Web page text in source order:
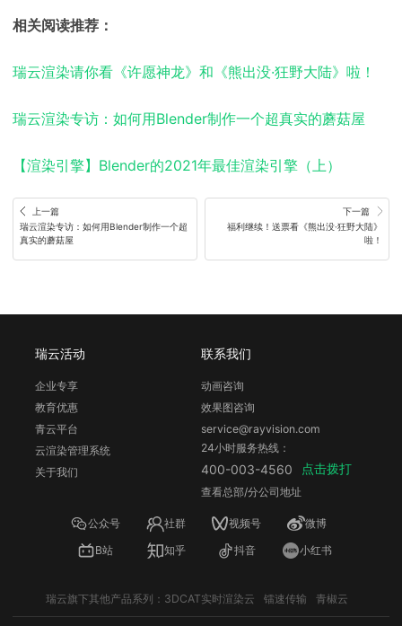
相关阅读推荐：
瑞云渲染请你看《许愿神龙》和《熊出没·狂野大陆》啦！
瑞云渲染专访：如何用Blender制作一个超真实的蘑菇屋
【渲染引擎】Blender的2021年最佳渲染引擎（上）
上一篇
瑞云渲染专访：如何用Blender制作一个超
真实的蘑菇屋
下一篇
福利继续！送票看《熊出没·狂野大陆》
啦！
瑞云活动
企业专享
教育优惠
青云平台
云渲染管理系统
关于我们
联系我们
动画咨询
效果图咨询
service@rayvision.com
24小时服务热线：
400-003-4560 点击拨打
查看总部/分公司地址
公众号 社群 视频号
微博
B站
知乎 抖音 小红书
瑞云旗下其他产品系列： 3DCAT实时渲染云 镭速传输 青椒云